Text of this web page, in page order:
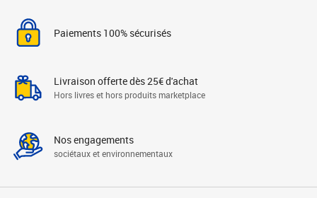
Paiements 100% sécurisés
Livraison offerte dès 25€ d'achat
Hors livres et hors produits marketplace
Nos engagements
sociétaux et environnementaux